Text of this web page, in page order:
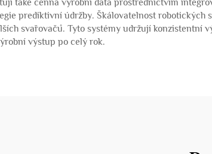
také cenná výrobní data prostřednictvím
prediktivní údržby. Škálovatelnost
svařovačů. Tyto systémy udržují
výstup po celý rok.